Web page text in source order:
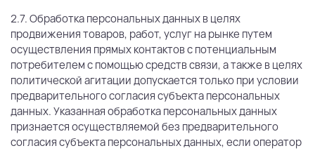
2.7. Обработка персональных данных в целях
продвижения товаров, работ, услуг на рынке путем
осуществления прямых контактов с потенциальным
потребителем с помощью средств связи, а также в целях
политической агитации допускается только при условии
предварительного согласия субъекта персональных
данных. Указанная обработка персональных данных
признается осуществляемой без предварительного
согласия субъекта персональных данных, если оператор